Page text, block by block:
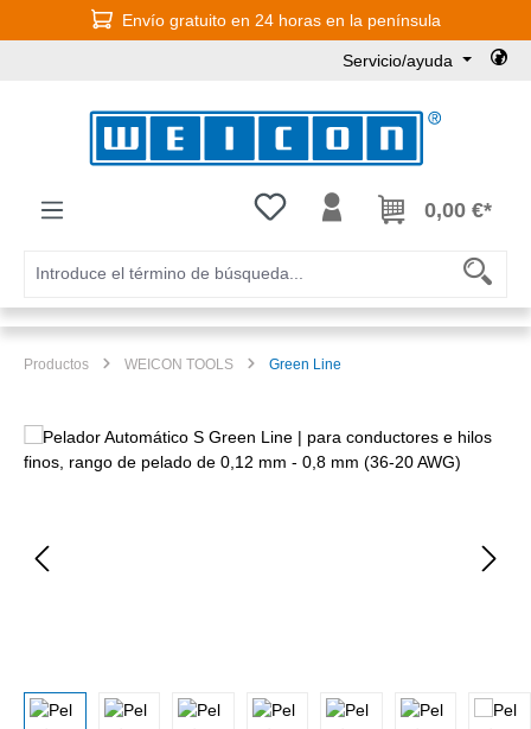
Saltar al contenido principalEnvío gratuito en 24 horas en la península
Servicio/ayuda
Tienes 0 artículos en tu lista de
0,00 €*
Productos WEICON TOOLS Green Line
Omitir galería de imágenes